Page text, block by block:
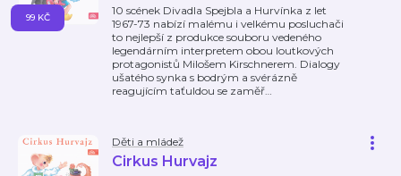
10 scének Divadla Spejbla a Hurvínka z let
1967-73 nabízí malému i velkému posluchači
to nejlepší z produkce souboru vedeného
legendárním interpretem obou loutkových
protagonistů Milošem Kirschnerem. Dialogy
ušatého synka s bodrým a svérázně
reagujícím taťuldou se zaměř…
99 KČ
Děti a mládež
Cirkus Hurvajz